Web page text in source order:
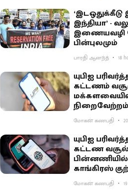
இந்தியா’ - வலுக்கும்
இணையவழி
பின்புலமும்
பாரதி ஆனந்த் 18
யுபிஐ
கட்டணம்
நிறைவேற்றம்
மோகன் கணபதி
யுபிஐ
கட்டண
காங்கிரஸ்
மோகன் கணபதி